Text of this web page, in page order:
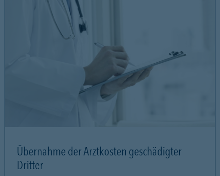
Übernahme der Arztkosten geschädigter
Dritter